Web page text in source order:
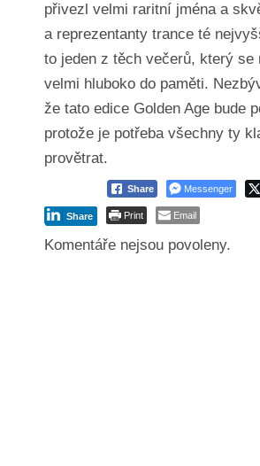
přivezl velmi raritní jména a
a reprezentanty trance té
to jeden z těch večerů, který se
velmi hluboko do paměti.
že tato edice Golden Age bude
protože je potřeba všechny ty
provětrat.
Share Messenger
Share Print Email
Komentáře nejsou povoleny.